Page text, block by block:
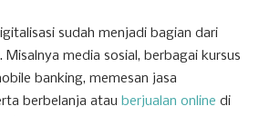
sudah menjadi bagian dari
media sosial, berbagai kursus
banking, memesan jasa
berbelanja atau berjualan online di